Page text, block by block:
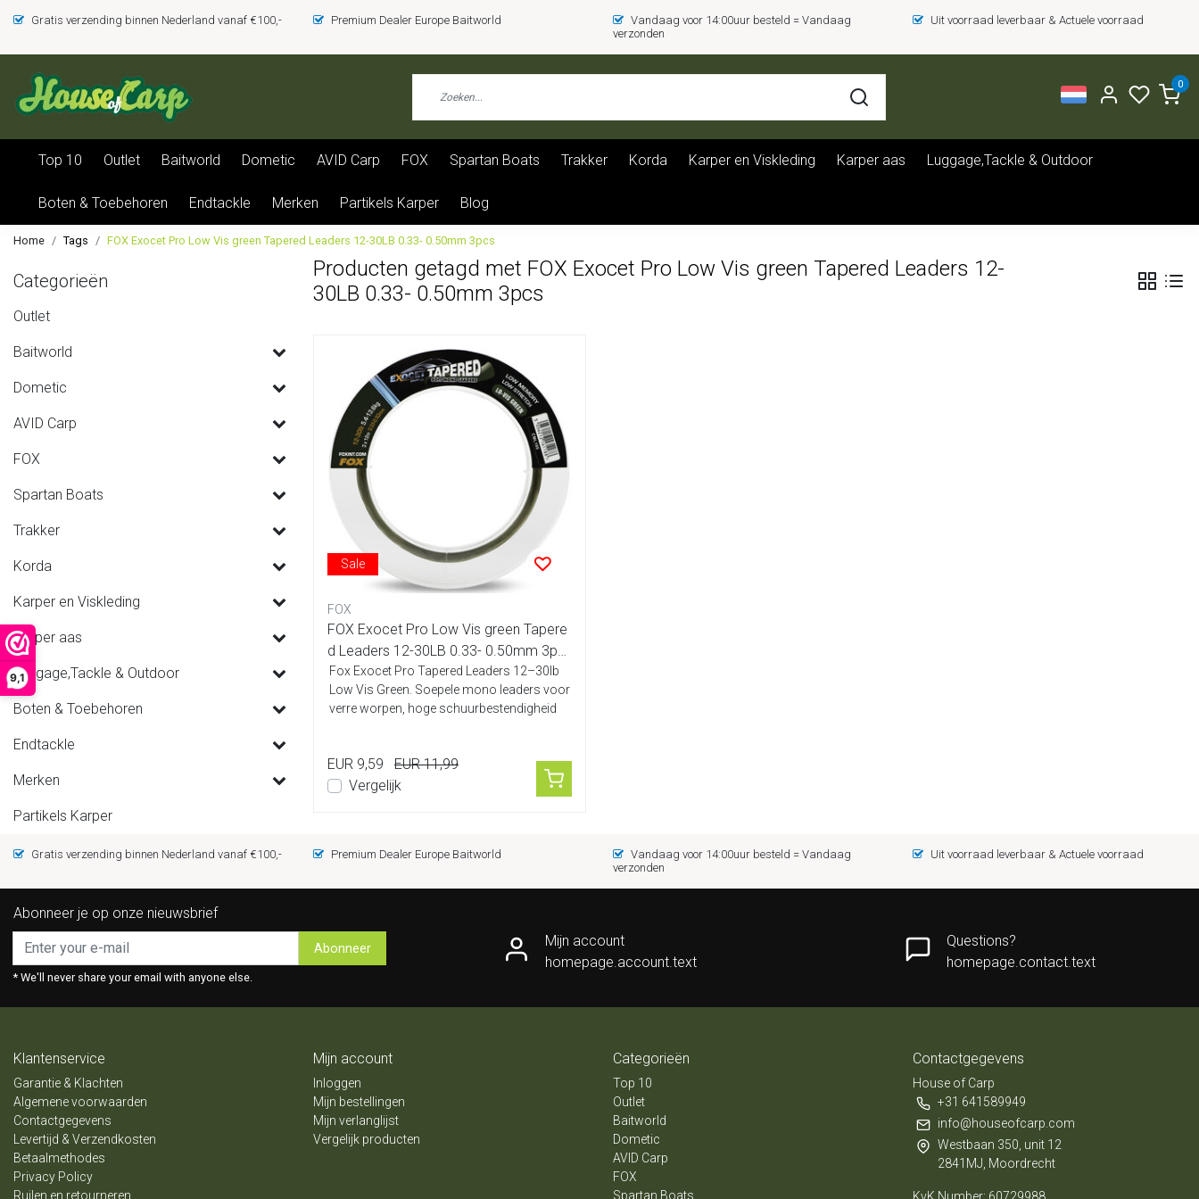
9,1
Gratis verzending binnen Nederland vanaf €100,- Premium Dealer Europe Baitworld
Vandaag voor 14:00uur besteld = Vandaag
verzonden
Uit voorraad leverbaar & Actuele voorraad
0
Top 10 Outlet Baitworld Dometic AVID Carp FOX Spartan Boats Trakker Korda Karper en Viskleding Karper aas Luggage,Tackle & Outdoor
Boten & Toebehoren Endtackle Merken Partikels Karper Blog
Home Tags FOX Exocet Pro Low Vis green Tapered Leaders 12-30LB 0.33- 0.50mm 3pcs
Categorieën
Outlet
Baitworld
Dometic
AVID Carp
FOX
Spartan Boats
Trakker
Korda
Karper en Viskleding
Karper aas
Luggage,Tackle & Outdoor
Boten & Toebehoren
Endtackle
Merken
Partikels Karper
Producten getagd met FOX Exocet Pro Low Vis green Tapered Leaders 12-
30LB 0.33- 0.50mm 3pcs
Sale
FOX
FOX Exocet Pro Low Vis green Tapere
d Leaders 12-30LB 0.33- 0.50mm 3pc
s
Fox Exocet Pro Tapered Leaders 12–30lb
Low Vis Green. Soepele mono leaders voor
verre worpen, hoge schuurbestendigheid
EUR 9,59
EUR 11,99
Vergelijk
Gratis verzending binnen Nederland vanaf €100,- Premium Dealer Europe Baitworld
Vandaag voor 14:00uur besteld = Vandaag
verzonden
Uit voorraad leverbaar & Actuele voorraad
Abonneer je op onze nieuwsbrief
Abonneer
* We'll never share your email with anyone else.
Mijn account
homepage.account.text
Questions?
homepage.contact.text
Klantenservice
Garantie & Klachten
Algemene voorwaarden
Contactgegevens
Levertijd & Verzendkosten
Betaalmethodes
Privacy Policy
Ruilen en retourneren
Mijn account
Inloggen
Mijn bestellingen
Mijn verlanglijst
Vergelijk producten
Categorieën
Top 10
Outlet
Baitworld
Dometic
AVID Carp
FOX
Spartan Boats
Contactgegevens
House of Carp
+31 641589949
info@houseofcarp.com
Westbaan 350, unit 12
2841MJ, Moordrecht